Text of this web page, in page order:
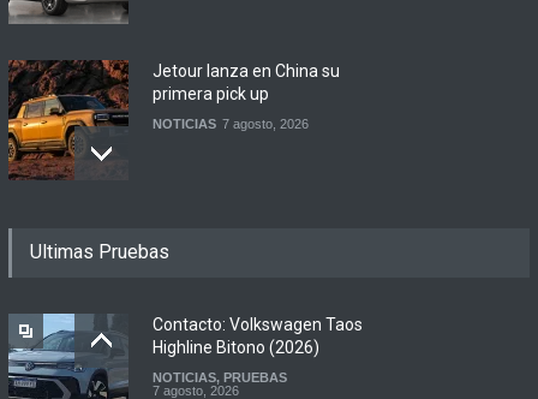
Jetour lanza en China su
primera pick up
NOTICIAS 7 agosto, 2026
renovadas S2 y Skua 150 en
7 agosto, 2026
Argentina y Ecuador
Ultimas Pruebas
Contacto: Volkswagen Taos
Highline Bitono (2026)
NOTICIAS, PRUEBAS
7 agosto, 2026